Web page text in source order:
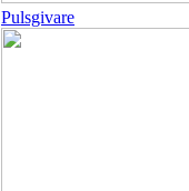
Pulsgivare